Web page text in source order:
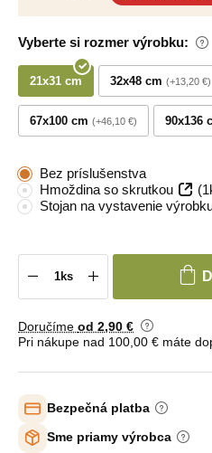
Vyberte si rozmer výrobku:
21x31 cm 32x48 cm +13,20 €
67x100 cm +46,10 € 90x136
Bez príslušenstva
Hmoždina so skrutkou
Stojan na vystavenie
Doručíme od 2,90 €
Pri nákupe nad 100,00 € máte
Bezpečná platba
Sme priamy výrobca